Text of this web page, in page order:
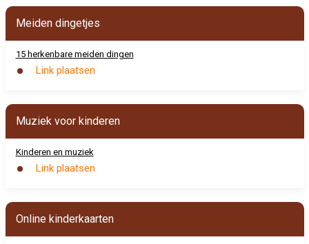
Meiden dingetjes
15 herkenbare meiden dingen
Link plaatsen
Muziek voor kinderen
Kinderen en muziek
Link plaatsen
Online kinderkaarten